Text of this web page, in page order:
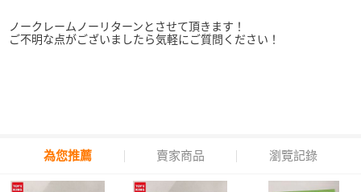
ノークレームノーリターンとさせて頂きます！
ご不明な点がございましたら気軽にご質問ください！
為您推薦 賣家商品 瀏覽記錄